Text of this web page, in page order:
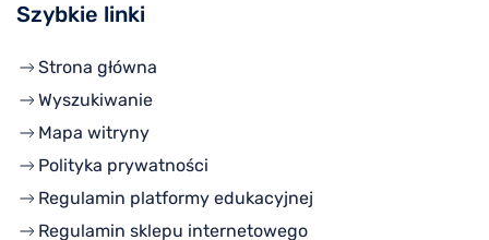
Szybkie linki
Strona główna
Wyszukiwanie
Mapa witryny
Polityka prywatności
Regulamin platformy edukacyjnej
Regulamin sklepu internetowego